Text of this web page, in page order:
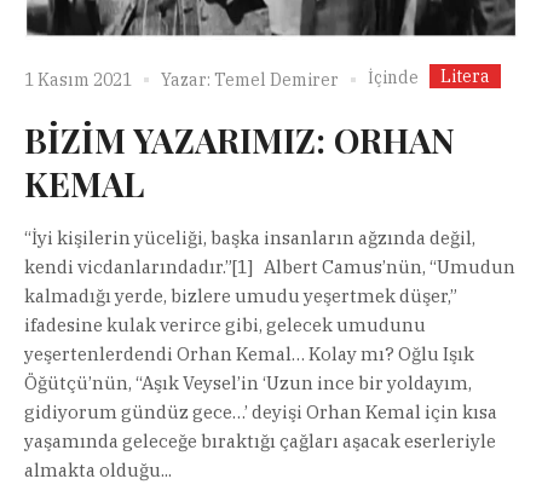
1 Kasım 2021 Yazar: Temel Demirer İçinde Litera
BİZİM YAZARIMIZ: ORHAN
KEMAL
“İyi kişilerin yüceliği, başka insanların ağzında değil,
kendi vicdanlarındadır.”[1] Albert Camus’nün, “Umudun
kalmadığı yerde, bizlere umudu yeşertmek düşer,”
ifadesine kulak verirce gibi, gelecek umudunu
yeşertenlerdendi Orhan Kemal… Kolay mı? Oğlu Işık
Öğütçü’nün, “Aşık Veysel’in ‘Uzun ince bir yoldayım,
gidiyorum gündüz gece…’ deyişi Orhan Kemal için kısa
yaşamında geleceğe bıraktığı çağları aşacak eserleriyle
almakta olduğu...